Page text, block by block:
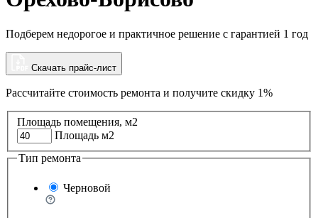
Подберем недорогое и практичное решение с гарантией 1 год
Скачать прайс-лист
Рассчитайте стоимость ремонта и получите скидку 1%
Площадь помещения, м2
Площадь м2
Тип ремонта
Черновой